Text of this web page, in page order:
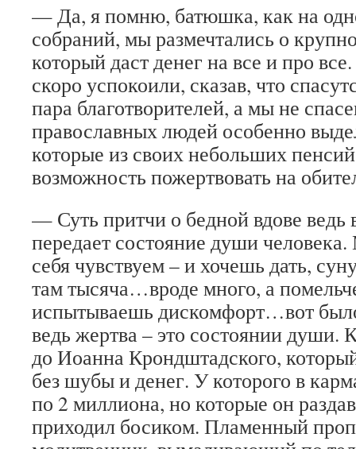
— Да, я помню, батюшка, как на
собраний, мы размечтались о
который даст денег на все и про
скоро успокоили, сказав, что
пара благотворителей, а мы не
православных людей особенно
которые из своих небольших
возможность пожертвовать на
— Суть притчи о бедной вдове ведь
передает состояние души
себя чувствуем – и хочешь дать,
там тысяча…вроде много, а
испытываешь дискомфорт…вот
ведь жертва – это состоянии души.
до Иоанна Крондштадского,
без шубы и денег. У которого в
по 2 миллиона, но которые он
приходил босиком. Пламенный